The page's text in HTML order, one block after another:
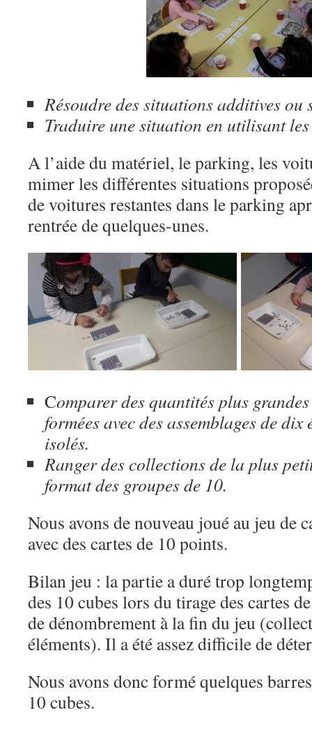
Résoudre des situations additives ou
Traduire une situation en utilisant
A l’aide du matériel, le parking, les
mimer les différentes situations
de voitures restantes dans le parking
rentrée de quelques-unes.
Comparer des quantités plus
formées avec des assemblages de dix
isolés.
Ranger des collections de la plus
format des groupes de 10.
Nous avons de nouveau joué au jeu de
avec des cartes de 10 points.
Bilan jeu : la partie a duré trop
des 10 cubes lors du tirage des cartes
de dénombrement à la fin du jeu
éléments). Il a été assez difficile de
Nous avons donc formé quelques
10 cubes.